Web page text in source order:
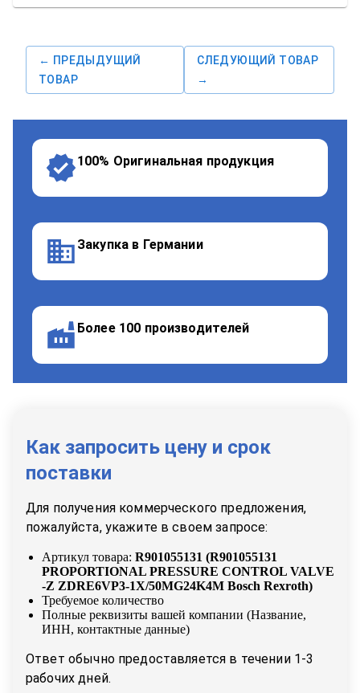
← ПРЕДЫДУЩИЙ
ТОВАР
СЛЕДУЮЩИЙ ТОВАР
→
100% Оригинальная продукция
Закупка в Германии
Более 100 производителей
Как запросить цену и срок
поставки
Для получения коммерческого предложения,
пожалуйста, укажите в своем запросе:
Артикул товара: R901055131 (R901055131
PROPORTIONAL PRESSURE CONTROL VALVE
-Z ZDRE6VP3-1X/50MG24K4M Bosch Rexroth)
Требуемое количество
Полные реквизиты вашей компании (Название,
ИНН, контактные данные)
Ответ обычно предоставляется в течении 1-3
рабочих дней.